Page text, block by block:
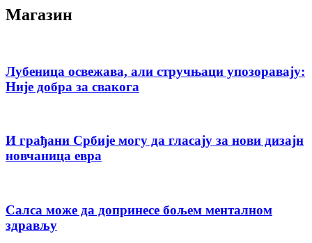
Магазин
Лубеница освежава, али стручњаци упозоравају:
Није добра за свакога
И грађани Србије могу да гласају за нови дизајн
новчаница евра
Салса може да допринесе бољем менталном
здрављу